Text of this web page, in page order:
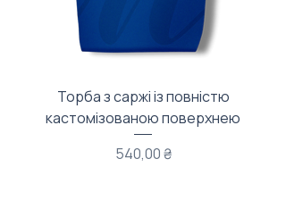
Торба з саржі із повністю
кастомізованою поверхнею
Ціна
540,00 ₴